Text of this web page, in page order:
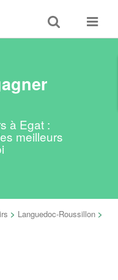
Toggle
search
Toggle
à Egat :
meilleurs
> Languedoc-Roussillon >